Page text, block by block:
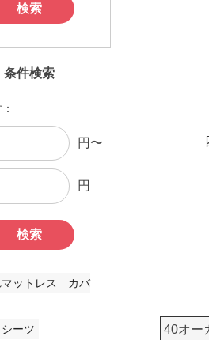
検索
条件検索
円〜
円
検索
マットレス カバ
ーツ
40オー